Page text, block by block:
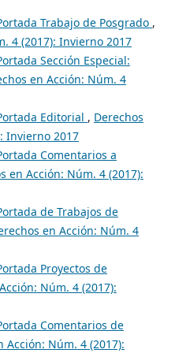
Trabajo de Posgrado ,
4 (2017): Invierno 2017
Sección Especial:
en Acción: Núm. 4
Editorial , Derechos
Invierno 2017
Comentarios a
en Acción: Núm. 4 (2017):
de Trabajos de
en Acción: Núm. 4
Proyectos de
Núm. 4 (2017):
Comentarios de
Acción: Núm. 4 (2017):